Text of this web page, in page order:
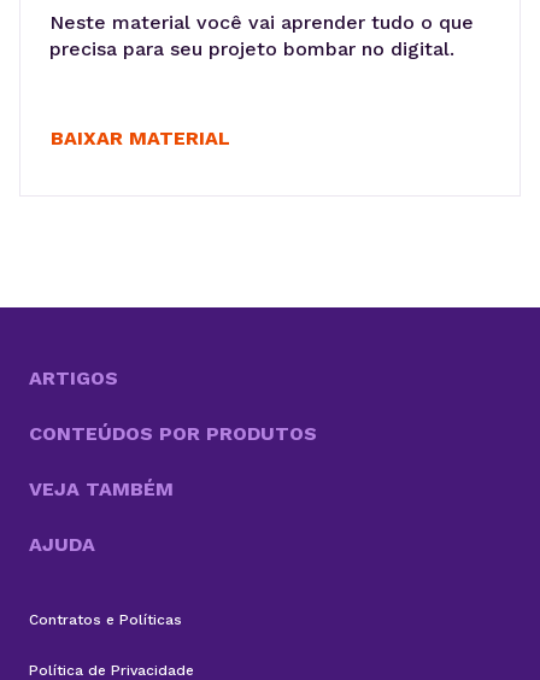
Neste material você vai aprender tudo o que
precisa para seu projeto bombar no digital.
BAIXAR MATERIAL
ARTIGOS
CONTEÚDOS POR PRODUTOS
VEJA TAMBÉM
AJUDA
Contratos e Políticas
Política de Privacidade